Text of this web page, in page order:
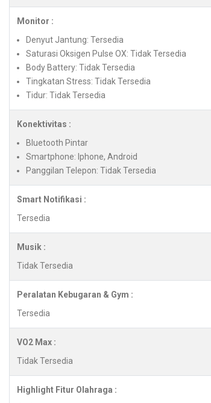
Monitor :
Denyut Jantung: Tersedia
Saturasi Oksigen Pulse OX: Tidak Tersedia
Body Battery: Tidak Tersedia
Tingkatan Stress: Tidak Tersedia
Tidur: Tidak Tersedia
Konektivitas :
Bluetooth Pintar
Smartphone: Iphone, Android
Panggilan Telepon: Tidak Tersedia
Smart Notifikasi :
Tersedia
Musik :
Tidak Tersedia
Peralatan Kebugaran & Gym :
Tersedia
VO2 Max :
Tidak Tersedia
Highlight Fitur Olahraga :